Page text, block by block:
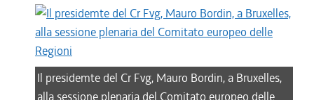
Il presidemte del Cr Fvg, Mauro Bordin, a Bruxelles,
alla sessione plenaria del Comitato europeo delle